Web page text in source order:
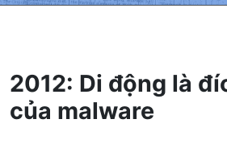
2012: Di động là
của malware